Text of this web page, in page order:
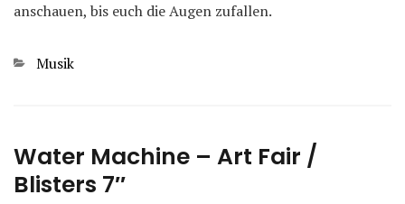
anschauen, bis euch die Augen zufallen.
Kategorien
Musik
Water Machine – Art Fair /
Blisters 7″